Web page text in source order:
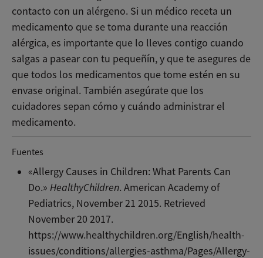
contacto con un alérgeno. Si un médico receta un
medicamento que se toma durante una reacción
alérgica, es importante que lo lleves contigo cuando
salgas a pasear con tu pequeñín, y que te asegures de
que todos los medicamentos que tome estén en su
envase original. También asegúrate que los
cuidadores sepan cómo y cuándo administrar el
medicamento.
Fuentes
«Allergy Causes in Children: What Parents Can
Do.»HealthyChildren. American Academy of
Pediatrics, November 21 2015. Retrieved
November 20 2017.
https://www.healthychildren.org/English/health-
issues/conditions/allergies-asthma/Pages/Allergy-